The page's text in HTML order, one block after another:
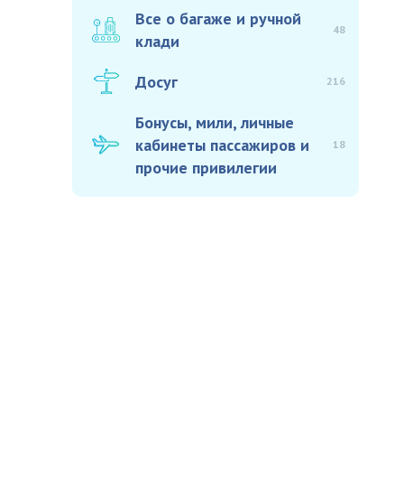
Все о багаже и ручной
клади
48
Досуг 216
Бонусы, мили, личные
кабинеты пассажиров и
прочие привилегии
18